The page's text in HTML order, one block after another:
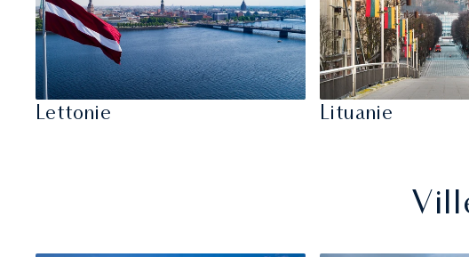
Lettonie Lituanie